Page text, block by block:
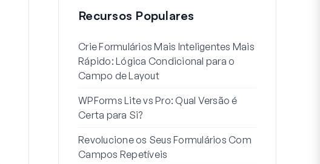
Recursos Populares
Crie Formulários Mais Inteligentes Mais
Rápido: Lógica Condicional para o
Campo de Layout
WPForms Lite vs Pro: Qual Versão é
Certa para Si?
Revolucione os Seus Formulários Com
Campos Repetíveis